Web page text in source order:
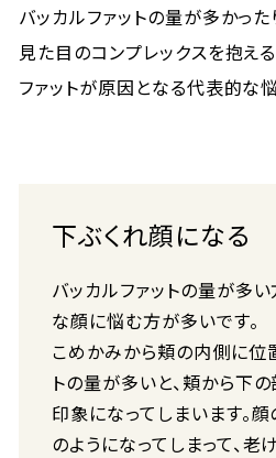
バッカルファットの量が多かった
見た目のコンプレックスを抱え
ファットが原因となる代表的な
下ぶくれ顔になる
バッカルファットの量が多
な顔に悩む方が多いです。
こめかみから頬の内側に位
トの量が多いと、頬から下
印象になってしまいます。
のようになってしまって、